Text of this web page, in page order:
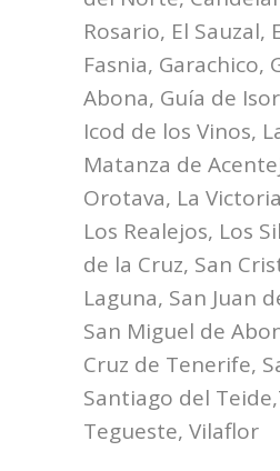
Rosario, El Sauzal,
Fasnia, Garachico,
Abona, Guía de
Icod de los Vinos,
Matanza de
Orotava, La
Los Realejos, Los
de la Cruz, San
Laguna, San Juan
San Miguel de
Cruz de Tenerife,
Santiago del
Tegueste, Vilaflor